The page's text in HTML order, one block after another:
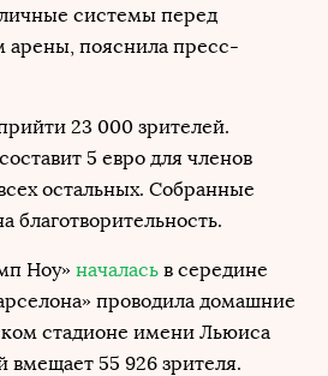
системы перед
пояснила пресс-
23 000 зрителей.
5 евро для членов
остальных. Собранные
благотворительность.
Ноу» началась в середине
проводила домашние
стадионе имени Льюиса
55 926 зрителя.